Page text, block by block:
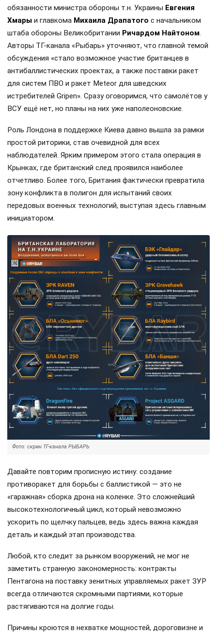
обязанности министра обороны т.н. Украины Евгения
Хмары и главкома Михаила Драпатого с начальником
штаба обороны Великобритании Ричардом Найтоном.
Авторы ТГ-канала «Рыбарь» уточняют, что главной темой
обсуждения «стало возможное участие британцев в
антибаллистических проектах, а также поставки ракет
для систем ПВО и ракет Meteor для шведских
истребителей Gripen». Сразу оговоримся, что самолётов у
ВСУ ещё нет, но планы на них уже наполеоновские.
Роль Лондона в поддержке Киева давно вышла за рамки
простой риторики, став очевидной для всех
наблюдателей. Ярким примером этого стала операция в
Крынках, где британский след проявился наиболее
отчетливо. Более того, Британия фактически превратила
зону конфликта в полигон для испытаний своих
передовых военных технологий, выступая здесь главным
инициатором.
Фото: скрин ТГ-канала РЫБАРЬ
Давайте повторим прописную истину: создание
противоракет для борьбы с баллистикой — это не
«гаражная» сборка дрона на коленке. Это сложнейший
высокотехнологичный цикл, который невозможно
ускорить по щелчку пальцев, ведь здесь важна каждая
деталь и каждый этап производства.
Любой, кто следит за рынком вооружений, не мог не
заметить странную закономерность: контракты
Пентагона на поставку зенитных управляемых ракет ЗУР
всегда отличаются скромными партиями, которые
растягиваются на долгие годы.
Причины кроются в нехватке мощностей, дороговизне и